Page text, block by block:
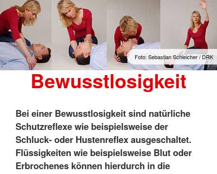
Foto: Sebastian Schleicher / DRK
Bewusstlosigkeit
Bei einer Bewusstlosigkeit sind natürliche
Schutzreflexe wie beispielsweise der
Schluck- oder Hustenreflex ausgeschaltet.
Flüssigkeiten wie beispielsweise Blut oder
Erbrochenes können hierdurch in die